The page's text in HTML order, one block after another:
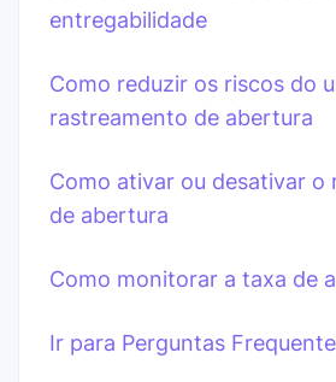
entregabilidade
Como reduzir os riscos do
rastreamento de abertura
Como ativar ou desativar o
de abertura
Como monitorar a taxa de
Ir para Perguntas